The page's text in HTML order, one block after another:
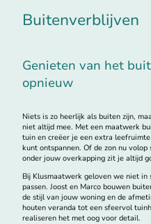
Buitenverblijven
Genieten van het
opnieuw
Niets is zo heerlijk als buiten zijn,
niet altijd mee. Met een maatwerk
tuin en creëer je een extra
kunt ontspannen. Of de zon nu
onder jouw overkapping zit je altijd
Bij Klusmaatwerk geloven we niet
passen. Joost en Marco bouwen
de stijl van jouw woning en de
houten veranda tot een sfeervol
realiseren het met oog voor detail.